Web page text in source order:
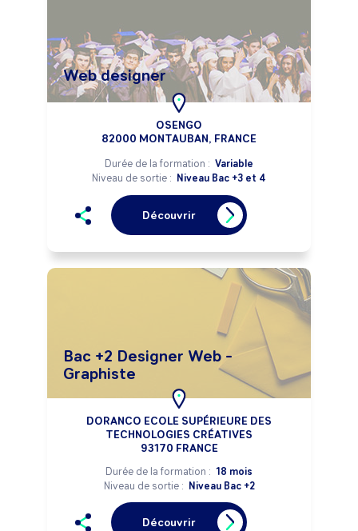
Web designer
OSENGO
82000 MONTAUBAN, FRANCE
Durée de la formation : Variable
Niveau de sortie : Niveau Bac +3 et 4
Découvrir
Bac +2 Designer Web -
Graphiste
DORANCO ECOLE SUPÉRIEURE DES
TECHNOLOGIES CRÉATIVES
93170 FRANCE
Durée de la formation : 18 mois
Niveau de sortie : Niveau Bac +2
Découvrir